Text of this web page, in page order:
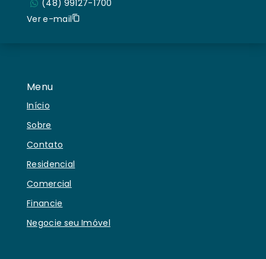
Menu
Início
Sobre
Contato
Residencial
Comercial
Financie
Negocie seu Imóvel
(48) 99127-1700
Ver e-mail